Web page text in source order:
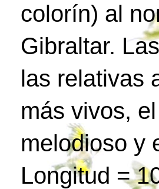
colorín) al
Gibraltar.
las relativas
más vivos,
melodioso y
Longitud =